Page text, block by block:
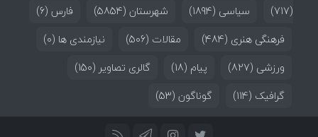
(717)
سیاسی (1894) شهرستان (5854) فارس (6)
فرهنگی هنری (484) مقالات (506) نیازمندی ها (0)
ورزشی (827) پیام (18) گالری تصاویر (150)
گرافیک (114) گوناگون (53)